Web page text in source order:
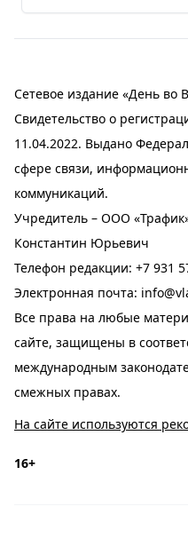
Сетевое издание «День во
Свидетельство о
11.04.2022. Выдано
сфере связи,
коммуникаций.
Учредитель – ООО
Константин Юрьевич
Телефон редакции: +7 931
Электронная почта:
Все права на любые
сайте, защищены в
международным
смежных правах.
На сайте используются
16+